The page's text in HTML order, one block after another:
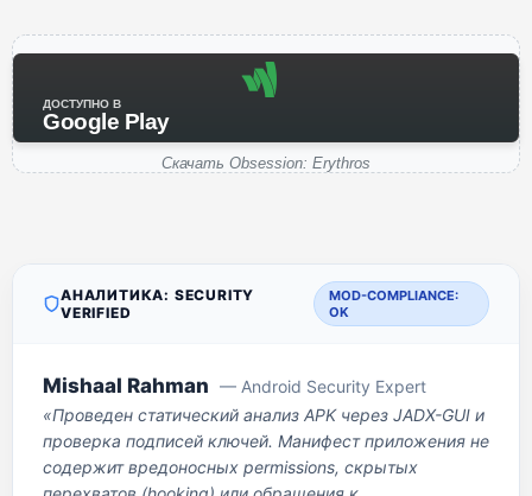
ДОСТУПНО В
Google Play
Скачать Obsession: Erythros
АНАЛИТИКА: SECURITY
VERIFIED
MOD-COMPLIANCE:
OK
Mishaal Rahman — Android Security Expert
«Проведен статический анализ APK через JADX-GUI и
проверка подписей ключей. Манифест приложения не
содержит вредоносных permissions, скрытых